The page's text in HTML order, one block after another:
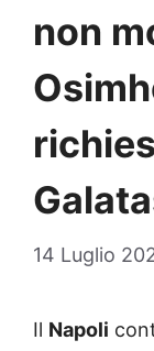
non
14 Luglio
Il Napoli